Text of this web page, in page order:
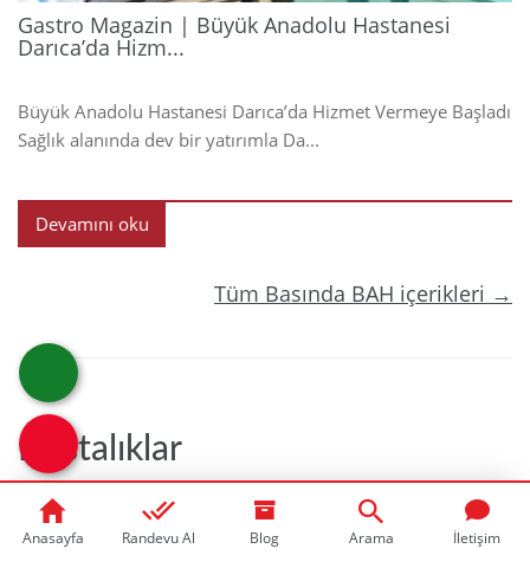
Gastro Magazin | Büyük Anadolu Hastanesi
Darıca’da Hizm...
Büyük Anadolu Hastanesi Darıca’da Hizmet Vermeye Başladı
Sağlık alanında dev bir yatırımla Da...
Devamını oku
Tüm Basında BAH içerikleri →
Hastalıklar
Anasayfa Randevu Al Blog Arama İletişim